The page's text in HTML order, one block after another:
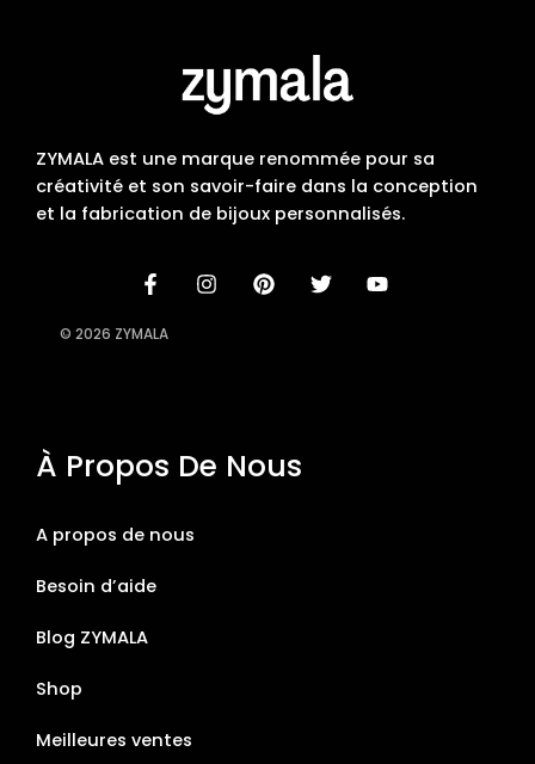
ZYMALA est une marque renommée pour sa
créativité et son savoir-faire dans la conception
et la fabrication de bijoux personnalisés.
© 2026 ZYMALA
À Propos De Nous
A propos de nous
Besoin d’aide
Blog ZYMALA
Shop
Meilleures ventes